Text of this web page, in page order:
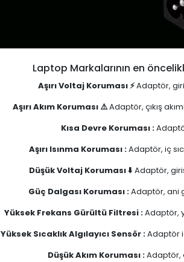
Laptop Markalarının en
Aşırı Voltaj Koruması ⚡Adaptör,
Aşırı Akım Koruması ⚠️Adaptör, çıkış
Kısa Devre Koruması :
Aşırı Isınma Koruması :Adaptör, iç
Düşük Voltaj Koruması ⬇️Adaptör,
Güç Dalgası Koruması :Adaptör, ani
Yüksek Frekans Gürültü Filtresi :Adaptör,
Yüksek Sıcaklık Algılayıcı Sensör :Adaptör
Düşük Akım Koruması :Adaptör,